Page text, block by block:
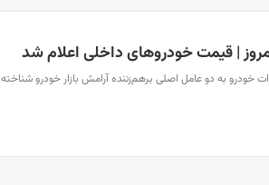
| قیمت خودروهای داخلی اعلام شد
خودرو به دو عامل اصلی برهم‌زننده آرامش بازار خودرو شناخته